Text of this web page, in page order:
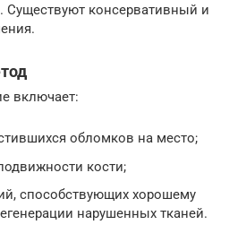
Существуют консервативный и
включает:
обломков на место;
кости;
способствующих хорошему
нарушенных тканей.